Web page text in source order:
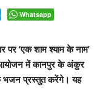
Whatsapp
पर ‘एक शाम श्याम के नाम’
में कानपुर के अंकुर
भजन प्रस्तुत करेंगे। यह